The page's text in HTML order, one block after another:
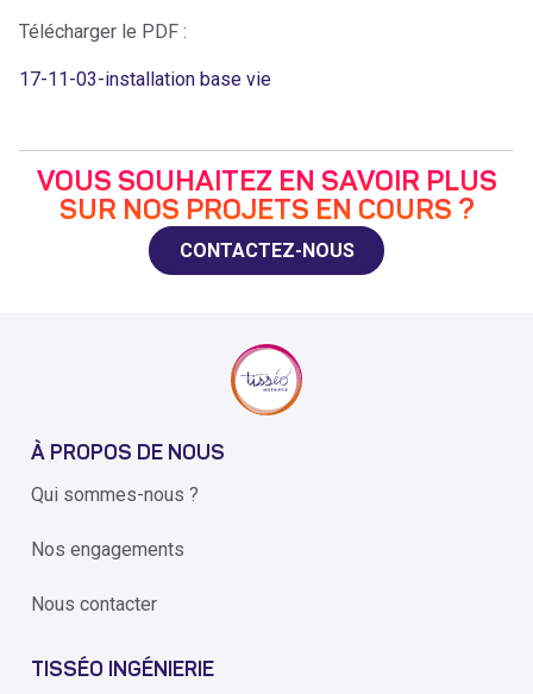
Télécharger le PDF :
17-11-03-installation base vie
VOUS SOUHAITEZ EN SAVOIR PLUS
SUR NOS PROJETS EN COURS ?
CONTACTEZ-NOUS
À PROPOS DE NOUS
Qui sommes-nous ?
Nos engagements
Nous contacter
TISSÉO INGÉNIERIE